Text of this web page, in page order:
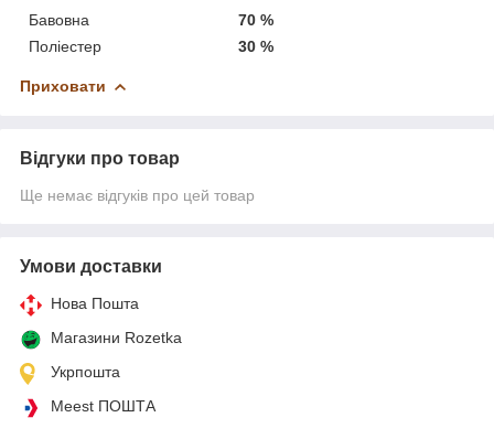
Бавовна
70 %
Поліестер
30 %
Приховати
Відгуки про товар
Ще немає відгуків про цей товар
Умови доставки
Нова Пошта
Магазини Rozetka
Укрпошта
Meest ПОШТА